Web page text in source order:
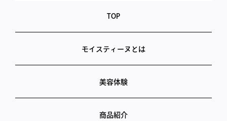
TOP
モイスティーヌとは
美容体験
商品紹介